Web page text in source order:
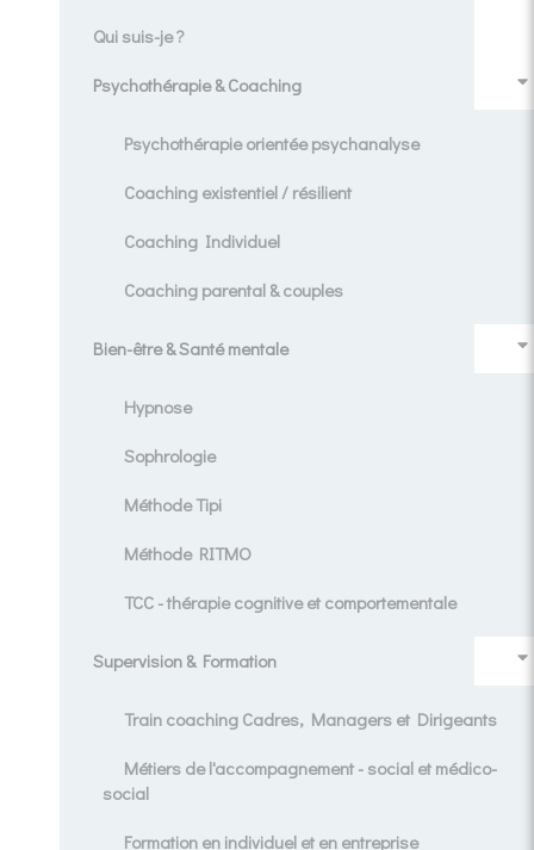
Qui suis-je ?
Psychothérapie & Coaching
Psychothérapie orientée psychanalyse
Coaching existentiel / résilient
Coaching Individuel
Coaching parental & couples
Bien-être & Santé mentale
Hypnose
Sophrologie
Méthode Tipi
Méthode RITMO
TCC - thérapie cognitive et comportementale
Supervision & Formation
Train coaching Cadres, Managers et Dirigeants
Métiers de l'accompagnement - social et médico-
social
Formation en individuel et en entreprise